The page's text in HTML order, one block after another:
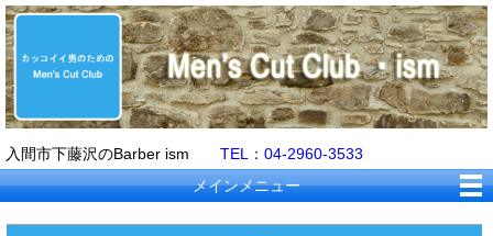
入間市下藤沢のBarber ism TEL：04-2960-3533
メインメニュー